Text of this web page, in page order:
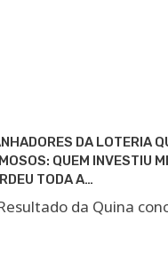
DA LOTERIA
QUEM INVESTIU
TODA A…